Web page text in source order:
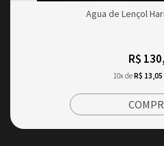
Agua de Lençol
R$
10x deR$ 13,05